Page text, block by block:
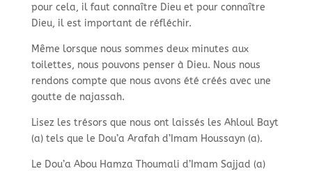
pour cela, il faut connaître Dieu et pour connaître
Dieu, il est important de réfléchir.
Même lorsque nous sommes deux minutes aux
toilettes, nous pouvons penser à Dieu. Nous nous
rendons compte que nous avons été créés avec une
goutte de najassah.
Lisez les trésors que nous ont laissés les Ahloul Bayt
(a) tels que le Dou’a Arafah d’Imam Houssayn (a).
Le Dou’a Abou Hamza Thoumali d’Imam Sajjad (a)